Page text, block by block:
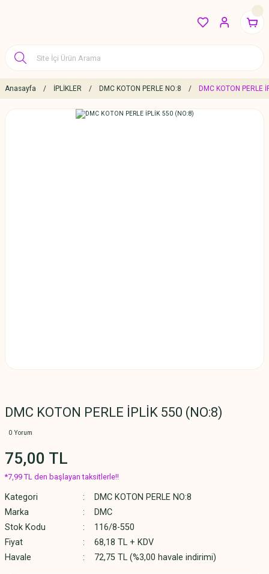
Anasayfa İPLİKLER DMC KOTON PERLE NO:8 DMC KOTON PERLE
DMC KOTON PERLE İPLİK 550 (NO:8)
0 Yorum
75,00 TL
*7,99 TL den başlayan taksitlerle!!
Kategori
DMC KOTON PERLE NO:8
Marka
DMC
Stok Kodu
116/8-550
Fiyat
68,18 TL + KDV
Havale
72,75 TL (%3,00 havale indirimi)